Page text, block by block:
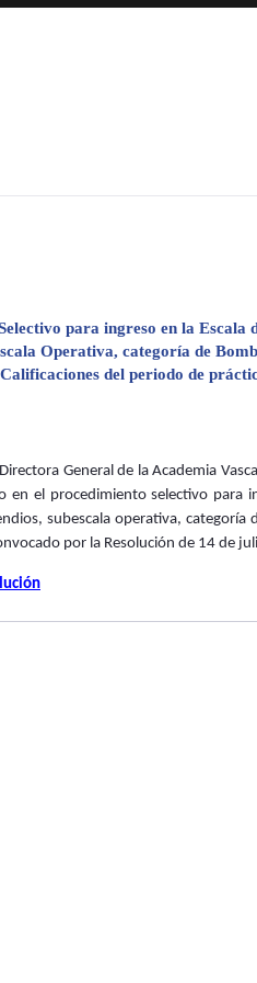
de Prevención
para ingreso en la
Operativa, categoría de
del periodo de
General de la Academia
en el procedimiento selectivo para
subescala operativa,
por la Resolución de 14 de